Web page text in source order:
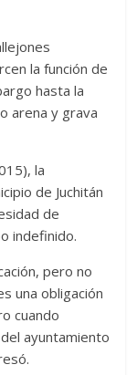
la función de
hasta la
arena y grava
la
de Juchitán
de
indefinido.
pero no
una obligación
cuando
ayuntamiento